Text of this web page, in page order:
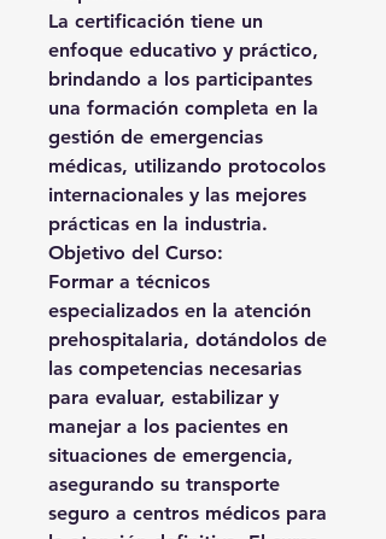
La certificación tiene un
enfoque educativo y práctico,
brindando a los participantes
una formación completa en la
gestión de emergencias
médicas, utilizando protocolos
internacionales y las mejores
prácticas en la industria.
Objetivo del Curso:
Formar a técnicos
especializados en la atención
prehospitalaria, dotándolos de
las competencias necesarias
para evaluar, estabilizar y
manejar a los pacientes en
situaciones de emergencia,
asegurando su transporte
seguro a centros médicos para